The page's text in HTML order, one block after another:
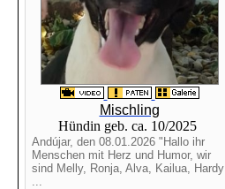
Mischling
Hündin geb. ca. 10/2025
Andújar, den 08.01.2026 "Hallo ihr
Menschen mit Herz und Humor, wir
sind Melly, Ronja, Alva, Kailua, Hardy
...